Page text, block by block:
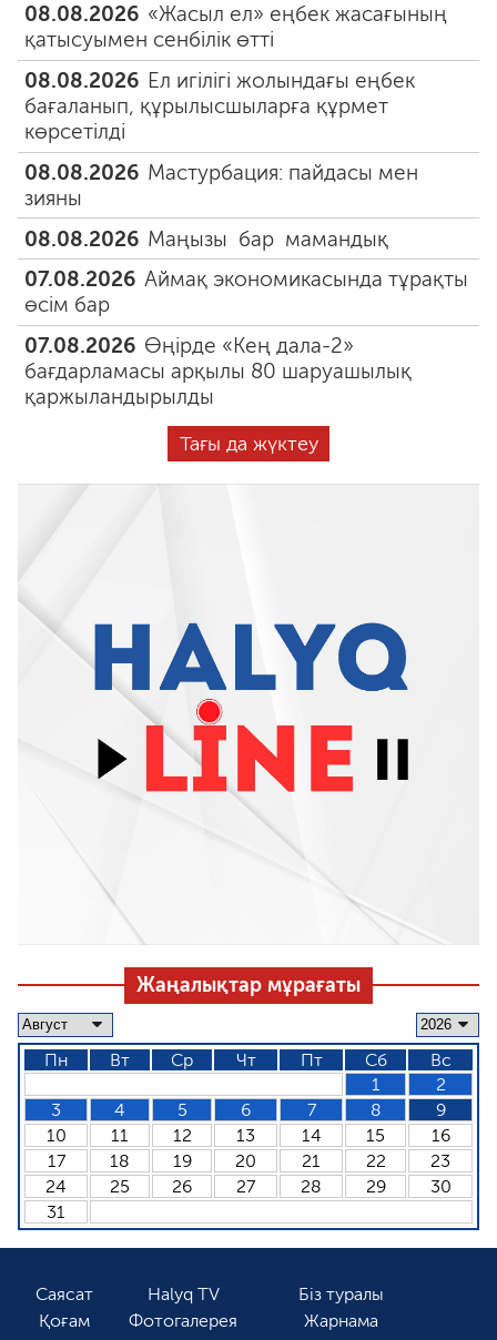
08.08.2026 «Жасыл ел» еңбек жасағының
қатысуымен сенбілік өтті
08.08.2026 Ел игілігі жолындағы еңбек
бағаланып, құрылысшыларға құрмет
көрсетілді
08.08.2026 Мастурбация: пайдасы мен
зияны
08.08.2026 Маңызы бар мамандық
07.08.2026 Аймақ экономикасында тұрақты
өсім бар
07.08.2026 Өңірде «Кең дала-2»
бағдарламасы арқылы 80 шаруашылық
қаржыландырылды
Тағы да жүктеу
Жаңалықтар мұрағаты
Пн Вт Ср Чт Пт Сб
Вс
1
2
3
4 5 6 7 8
9
10
11 12 13 14 15
16
17
18 19 20 21 22
23
24
25 26 27 28 29
30
31
Саясат
Қоғам
Halyq TV
Фотогалерея
Біз туралы
Жарнама